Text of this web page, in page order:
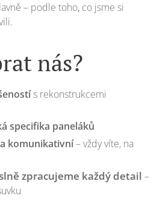
– podle toho, co jsme si
nás?
s rekonstrukcemi
specifika paneláků
komunikativní– vždy víte, na
zpracujeme každý detail –